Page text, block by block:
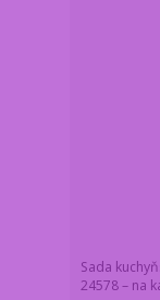
Sada
24578 – na